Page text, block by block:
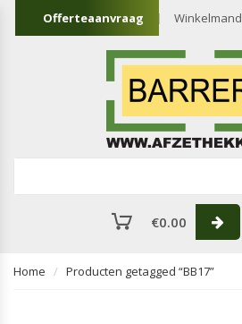
Offerteaanvraag Winkelmand
€0.00
Home Producten getagged “BB17”